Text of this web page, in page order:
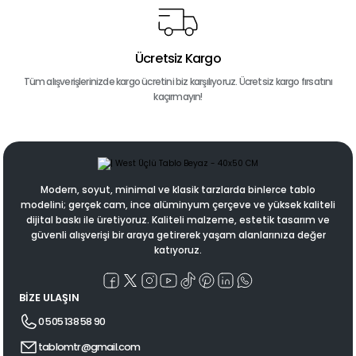
Ücretsiz Kargo
Tüm alışverişlerinizde kargo ücretini biz karşılıyoruz. Ücretsiz kargo fırsatını
kaçırmayın!
Modern, soyut, minimal ve klasik tarzlarda binlerce tablo
modelini; gerçek cam, ince alüminyum çerçeve ve yüksek kaliteli
dijital baskı ile üretiyoruz. Kaliteli malzeme, estetik tasarım ve
güvenli alışverişi bir araya getirerek yaşam alanlarınıza değer
katıyoruz.
BİZE ULAŞIN
0 505 138 58 90
tablomtr@gmail.com